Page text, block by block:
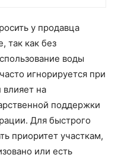
у продавца
так как без
воды
игнорируется при
влияет на
поддержки
Для быстрого
приоритет участкам,
или есть